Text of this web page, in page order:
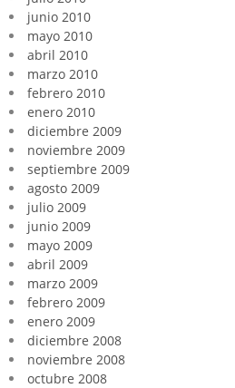
junio 2010
mayo 2010
abril 2010
marzo 2010
febrero 2010
enero 2010
diciembre 2009
noviembre 2009
septiembre 2009
agosto 2009
julio 2009
junio 2009
mayo 2009
abril 2009
marzo 2009
febrero 2009
enero 2009
diciembre 2008
noviembre 2008
octubre 2008